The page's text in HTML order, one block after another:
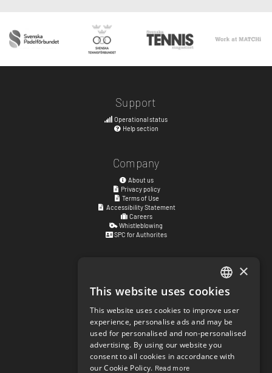
Support
Operational status
Help section
Company
About us
Privacy policy
Terms of Use
Accessibility Statement
Careers
Whistleblowing
SPC for Authorites
Kyrkogatan 17
411 15Göteborg,Sweden
Social links
facebook.com/matchisports
instagram.com/matchisports
MATCHi blog
ENGLISH
SWEDISH
NORWEGIAN
DANISH
×
This website uses cookies
This website uses cookies to improve user
experience, personalise ads and may be
used for personalised and non-personalised
advertising. By using our website you
consent to all cookies in accordance with
our Cookie Policy. Read more